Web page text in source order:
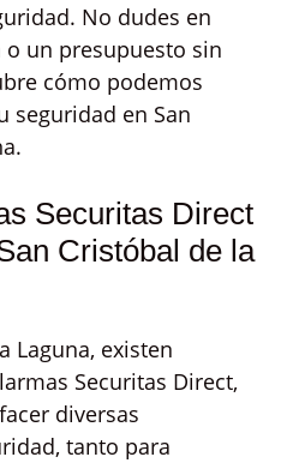
No dudes en
un presupuesto sin
cómo podemos
seguridad en San
Securitas Direct
Cristóbal de la
Laguna, existen
Securitas Direct,
diversas
tanto para